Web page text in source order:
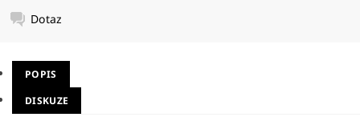
Dotaz
POPIS
DISKUZE